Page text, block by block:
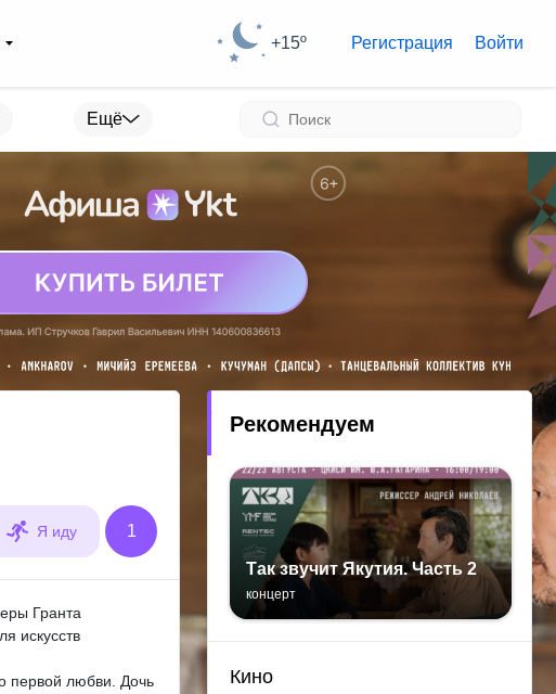
+15º Регистрация Войти
Ещё
Я иду 1
Гранта
искусств
первой любви. Дочь
Рекомендуем
концерт
Так звучит Якутия. Часть 2
Кино